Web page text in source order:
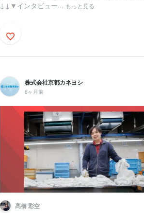
↓↓▼インタビュー... もっと見る
株式会社京都カネヨシ
6ヶ月前
髙橋 彩空